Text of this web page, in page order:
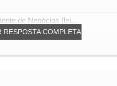
RESPOSTA COMPLETA
de Negócios (lei...